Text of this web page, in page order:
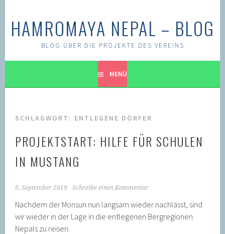
Inhalt
HAMROMAYA NEPAL – BLOG
BLOG ÜBER DIE PROJEKTE DES VEREINS
MENÜ
SCHLAGWORT: ENTLEGENE DÖRFER
PROJEKTSTART: HILFE FÜR SCHULEN
IN MUSTANG
8. September 2019 Schreibe einen Kommentar
Nachdem der Monsun nun langsam wieder nachlässt, sind
wir wieder in der Lage in die entlegenen Bergregionen
Nepals zu reisen.